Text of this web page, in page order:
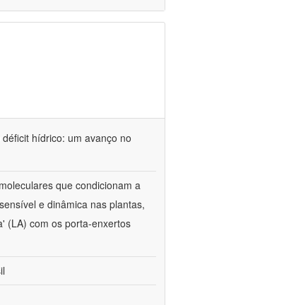
hídrico: um avanço no
que condicionam a
e dinâmica nas plantas,
(LA) com os porta-enxertos